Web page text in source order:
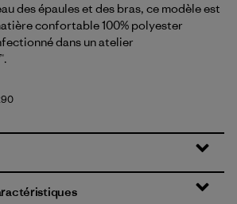
des épaules et des bras, ce modèle est
confortable 100% polyester
dans un atelier